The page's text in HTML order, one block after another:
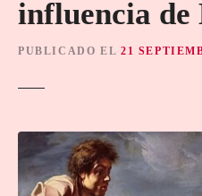
influencia de
PUBLICADO EL 21